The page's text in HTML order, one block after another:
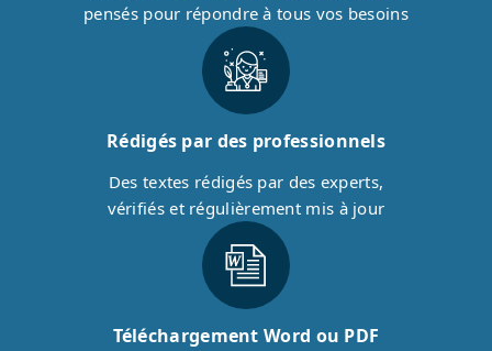
pensés pour répondre à tous vos besoins
Rédigés par des professionnels
Des textes rédigés par des experts,
vérifiés et régulièrement mis à jour
Téléchargement Word ou PDF